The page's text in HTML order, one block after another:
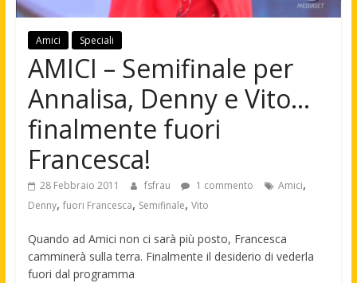
Amici Speciali
AMICI – Semifinale per
Annalisa, Denny e Vito…
finalmente fuori
Francesca!
28 Febbraio 2011 fsfrau 1 commento Amici,
Denny, fuori Francesca, Semifinale, Vito
Quando ad Amici non ci sarà più posto, Francesca
camminerà sulla terra. Finalmente il desiderio di vederla
fuori dal programma